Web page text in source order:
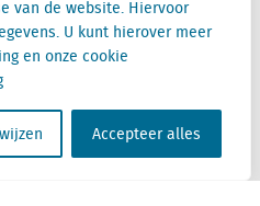
van de website. Hiervoor
U kunt hierover meer
en onze cookie
Accepteer alles